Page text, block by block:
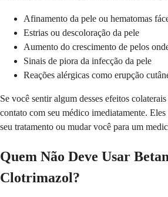
Afinamento da pele ou hematomas
Estrias ou descoloração da pele
Aumento do crescimento de pelos
Sinais de piora da infecção da pele
Reações alérgicas como erupção
Se você sentir algum desses efeitos
contato com seu médico imediatamente.
seu tratamento ou mudar você para um
Quem Não Deve Usar
Clotrimazol?